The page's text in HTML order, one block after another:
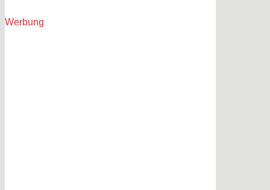
Werbung